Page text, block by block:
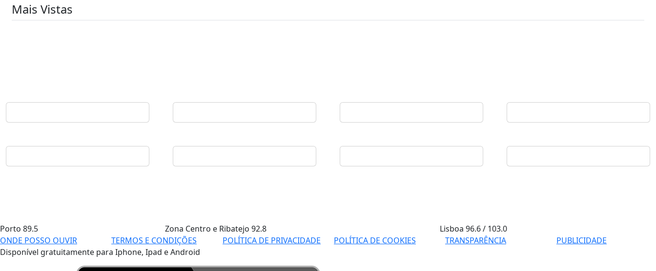
Mais Vistas
Porto 89.5 Zona Centro e Ribatejo 92.8 Lisboa96.6 / 103.0
ONDE POSSO OUVIR
TERMOS E CONDIÇÕES POLÍTICA DE PRIVACIDADE POLÍTICA DE COOKIES TRANSPARÊNCIA
PUBLICIDADE
Disponível gratuitamente para Iphone, Ipad e Android